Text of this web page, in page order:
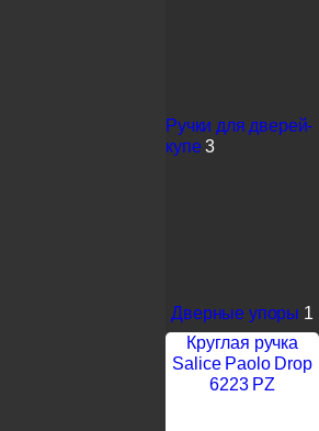
Ручки для дверей-
купе 3
Дверные упоры 1
Круглая ручка
Salice Paolo Drop
6223 PZ